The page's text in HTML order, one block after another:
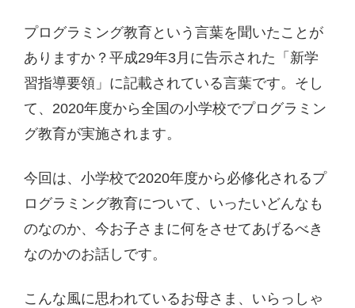
プログラミング教育という言葉を聞いたことが
ありますか？平成29年3月に告示された「新学
習指導要領」に記載されている言葉です。そし
て、2020年度から全国の小学校でプログラミン
グ教育が実施されます。
今回は、小学校で2020年度から必修化されるプ
ログラミング教育について、いったいどんなも
のなのか、今お子さまに何をさせてあげるべき
なのかのお話しです。
こんな風に思われているお母さま、いらっしゃ